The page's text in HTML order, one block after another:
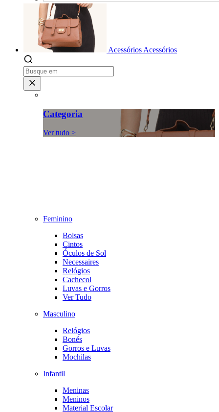
Acessórios Acessórios
Categoria
Ver tudo >
Feminino
Bolsas
Cintos
Óculos de Sol
Necessaires
Relógios
Cachecol
Luvas e Gorros
Ver Tudo
Masculino
Relógios
Bonés
Gorros e Luvas
Mochilas
Infantil
Meninas
Meninos
Material Escolar